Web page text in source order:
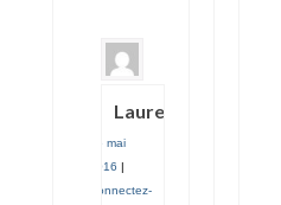
Laurent
16 mai
2016 |
Connectez-